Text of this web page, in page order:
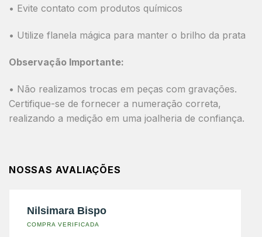
• Evite contato com produtos químicos
• Utilize flanela mágica para manter o brilho da prata
Observação Importante:
• Não realizamos trocas em peças com gravações.
Certifique-se de fornecer a numeração correta,
realizando a medição em uma joalheria de confiança.
NOSSAS AVALIAÇÕES
Nilsimara Bispo
COMPRA VERIFICADA